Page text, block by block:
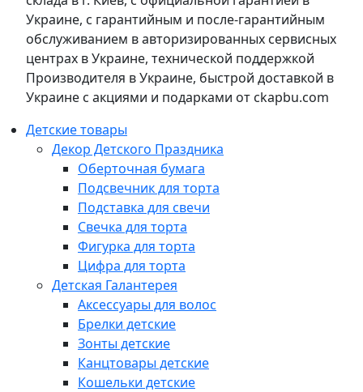
Украине, с гарантийным и после-гарантийным
обслуживанием в авторизированных сервисных
центрах в Украине, технической поддержкой
Производителя в Украине, быстрой доставкой в
Украине с акциями и подарками от ckapbu.com
Детские товары
Декор Детского Праздника
Оберточная бумага
Подсвечник для торта
Подставка для свечи
Свечка для торта
Фигурка для торта
Цифра для торта
Детская Галантерея
Аксессуары для волос
Брелки детские
Зонты детские
Канцтовары детские
Кошельки детские